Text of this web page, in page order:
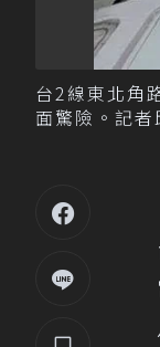
台2線東北角
面驚險。記